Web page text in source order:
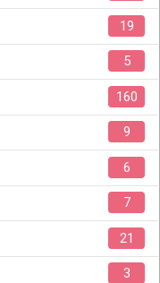
19
5
160
9
6
7
21
3